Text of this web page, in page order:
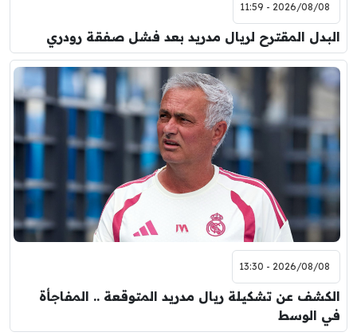
2026/08/08 - 11:59
البدل المقترح لريال مدريد بعد فشل صفقة رودري
2026/08/08 - 13:30
الكشف عن تشكيلة ريال مدريد المتوقعة .. المفاجأة
في الوسط